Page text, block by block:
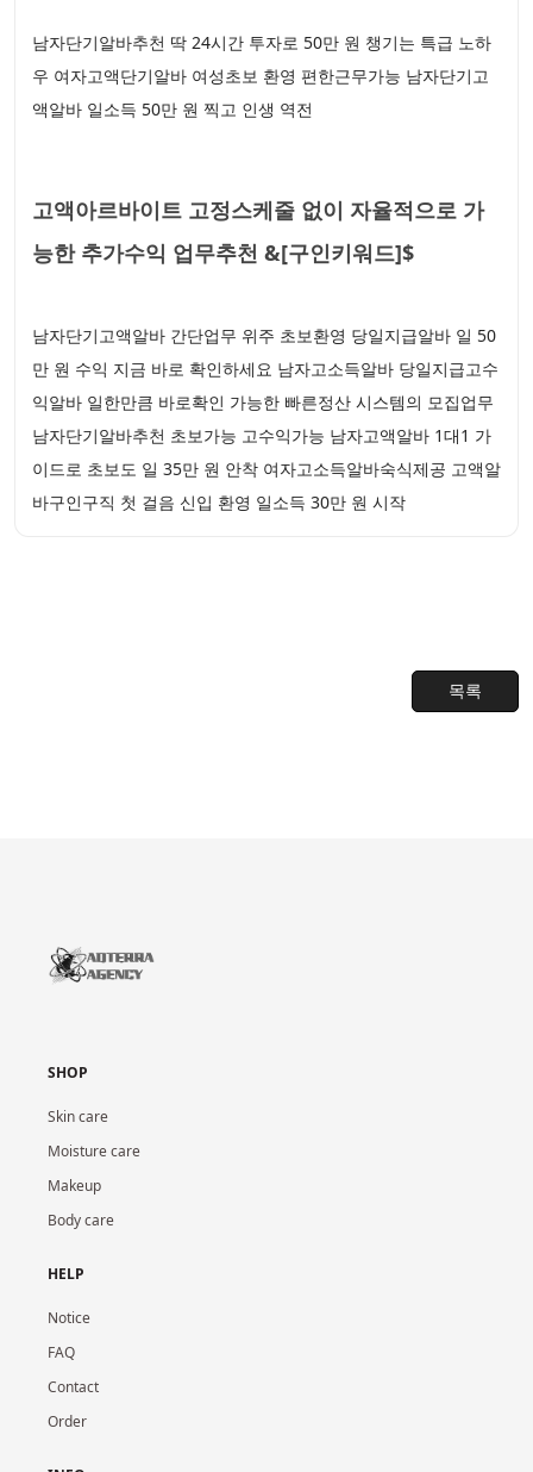
남자단기알바추천 딱 24시간 투자로 50만 원 챙기는 특급 노하
우 여자고액단기알바 여성초보 환영 편한근무가능 남자단기고
액알바 일소득 50만 원 찍고 인생 역전
고액아르바이트 고정스케줄 없이 자율적으로 가
능한 추가수익 업무추천 &[구인키워드]$
남자단기고액알바 간단업무 위주 초보환영 당일지급알바 일 50
만 원 수익 지금 바로 확인하세요 남자고소득알바 당일지급고수
익알바 일한만큼 바로확인 가능한 빠른정산 시스템의 모집업무
남자단기알바추천 초보가능 고수익가능 남자고액알바 1대1 가
이드로 초보도 일 35만 원 안착 여자고소득알바숙식제공 고액알
바구인구직 첫 걸음 신입 환영 일소득 30만 원 시작
목록
SHOP
Skin care
Moisture care
Makeup
Body care
HELP
Notice
FAQ
Contact
Order